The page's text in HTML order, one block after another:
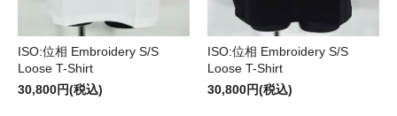
ISO:位相 Embroidery S/S
Loose T-Shirt
30,800円(税込)
ISO:位相 Embroidery S/S
Loose T-Shirt
30,800円(税込)